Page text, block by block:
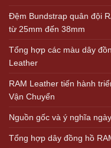
Đệm Bundstrap quân đội
từ 25mm đến 38mm
Tổng hợp các màu dây
Leather
RAM Leather tiến hành
Vận Chuyển
Nguồn gốc và ý nghĩa
Tổng hợp dây đồng hồ